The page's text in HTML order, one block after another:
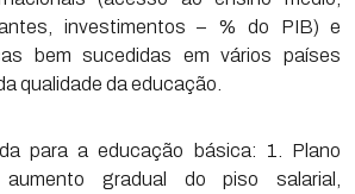
investimentos – % do PIB) e
bem sucedidas em vários países
qualidade da educação.
para a educação básica: 1. Plano
gradual do piso salarial,